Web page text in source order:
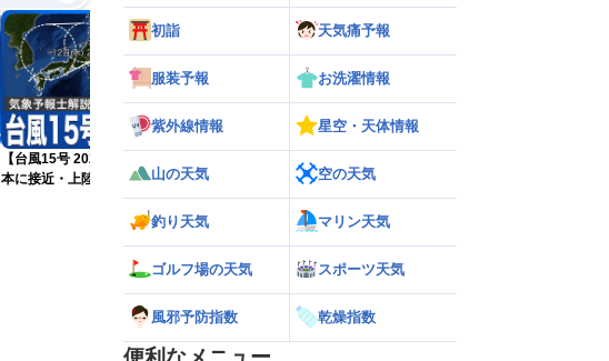
【台風15号 2026】今後の進路は？北日
本に接近・上陸する可能性も（7日22時
で続く？／ウェザーニュース気象予報士
解説（7日22時情報）
初詣 天気痛予報
服装予報 お洗濯情報
紫外線情報 星空・天体情報
山の天気 空の天気
釣り天気 マリン天気
ゴルフ場の天気 スポーツ天気
風邪予防指数 乾燥指数